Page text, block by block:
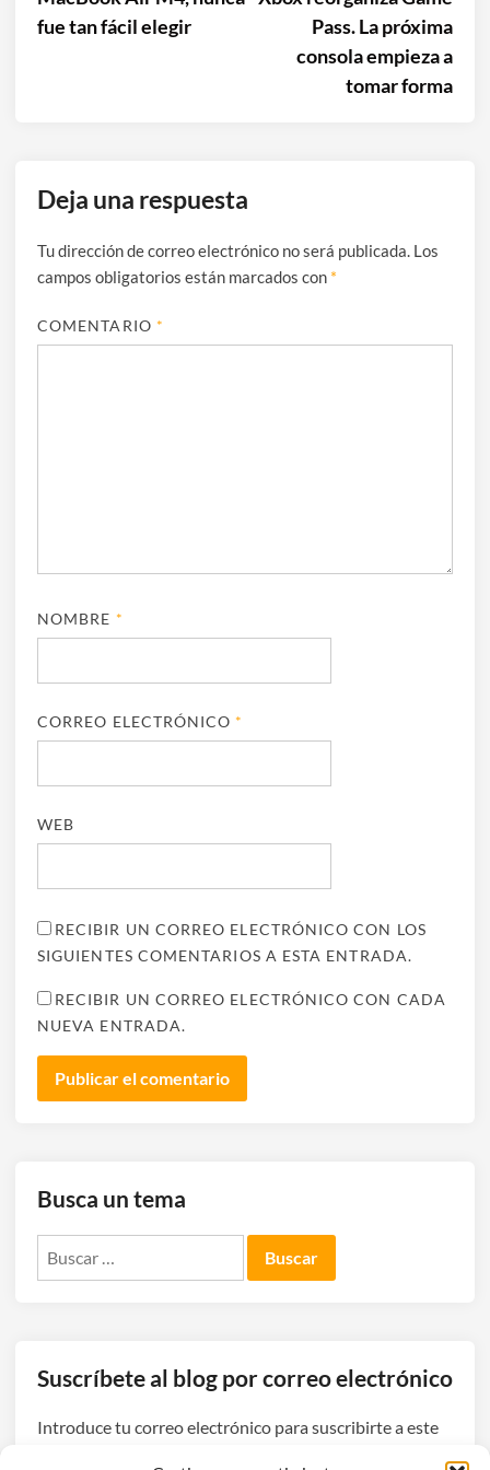
entradas
fue tan fácil elegir
Pass. La próxima
consola empieza a
tomar forma
Deja una respuesta
Tu dirección de correo electrónico no será publicada. Los
campos obligatorios están marcados con *
COMENTARIO *
NOMBRE *
CORREO ELECTRÓNICO *
WEB
RECIBIR UN CORREO ELECTRÓNICO CON LOS
SIGUIENTES COMENTARIOS A ESTA ENTRADA.
RECIBIR UN CORREO ELECTRÓNICO CON CADA
NUEVA ENTRADA.
Busca un tema
Suscríbete al blog por correo electrónico
Introduce tu correo electrónico para suscribirte a este